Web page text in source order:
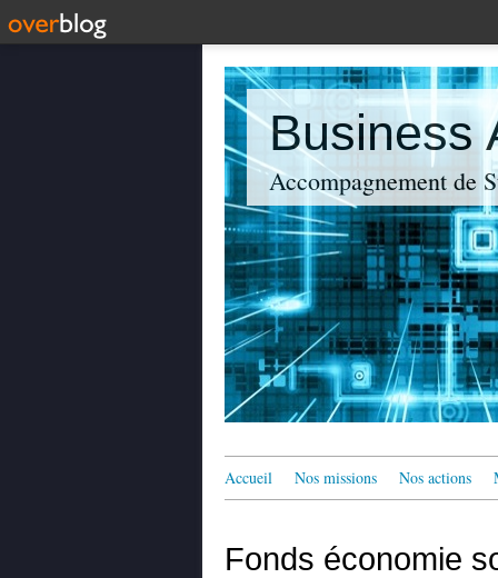
Business
Accompagnement de
Accueil Nos missions Nos actions
Fonds économie